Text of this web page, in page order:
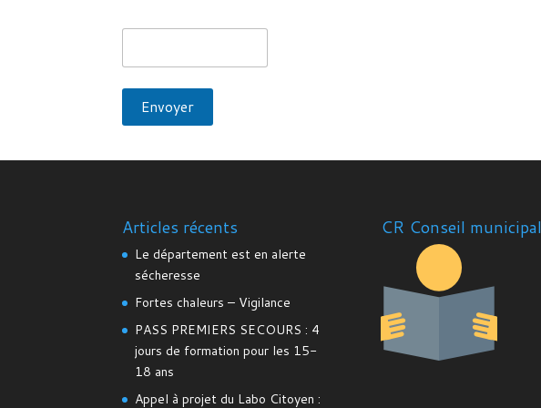
Articles récents
Le département est en alerte
sécheresse
Fortes chaleurs – Vigilance
PASS PREMIERS SECOURS : 4
jours de formation pour les 15-
18 ans
Appel à projet du Labo Citoyen :
CR Conseil municipal